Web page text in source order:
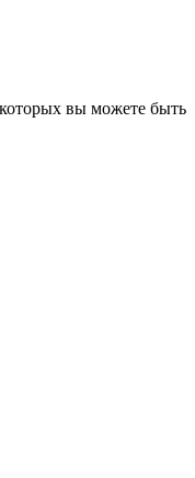
вы можете быть